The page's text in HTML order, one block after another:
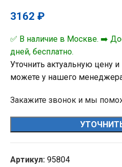
3162 ₽
✅ В наличие в Москве. ➡️
дней, бесплатно.
Уточнить актуальную цену
можете у нашего
Закажите звонок и мы
Артикул: 95804